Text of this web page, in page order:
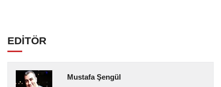
EDİTÖR
Mustafa Şengül